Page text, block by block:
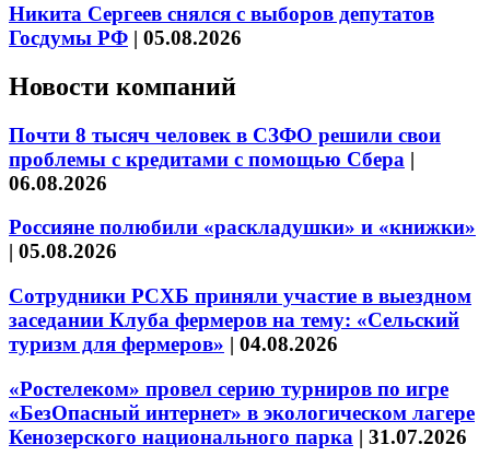
Никита Сергеев снялся с выборов депутатов
Госдумы РФ | 05.08.2026
Новости компаний
Почти 8 тысяч человек в СЗФО решили свои
проблемы с кредитами с помощью Сбера |
06.08.2026
Россияне полюбили «раскладушки» и «книжки»
| 05.08.2026
Сотрудники РСХБ приняли участие в выездном
заседании Клуба фермеров на тему: «Сельский
туризм для фермеров» | 04.08.2026
«Ростелеком» провел серию турниров по игре
«БезОпасный интернет» в экологическом лагере
Кенозерского национального парка | 31.07.2026